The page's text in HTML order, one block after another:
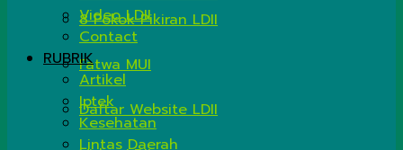
8 Pokok Pikiran LDII
Fatwa MUI
Daftar Website LDII
Video LDII
Contact
RUBRIK
Artikel
Iptek
Kesehatan
Lintas Daerah